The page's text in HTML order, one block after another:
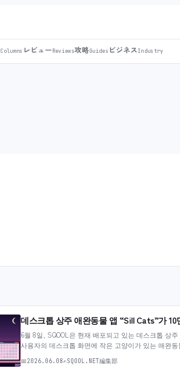
Columns レビューReviews攻略Guides ビジネスIndustry
데스크톱 상주 애완동물 앱 “Sill Cats”가
6월 8일, SQOOL은 현재 배포되고 있는 데스크톱 상
사용자의 데스크톱 화면에 작은 고양이가 있는 애완
서에 반응할지는 기분에 따라 달라집니다—이는 고
다. 앞으로는 이름…
📅2026.06.08✍SQOOL.NET編集部